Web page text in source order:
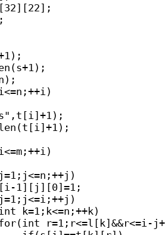
1][j][0]=1;
k=1;k<=n;++k)
r=1;r<=l[k]&&r<=i-